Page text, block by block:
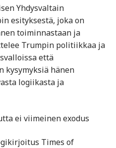
Yhdysvaltain
esityksestä, joka on
toiminnastaan ja
Trumpin politiikkaa ja
että
kysymyksiä hänen
logiikasta ja
ei viimeinen exodus
Times of